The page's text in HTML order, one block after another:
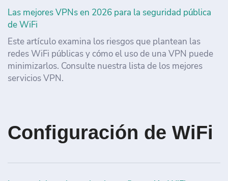
Las mejores VPNs en 2026 para la seguridad pública
de WiFi
Este artículo examina los riesgos que plantean las
redes WiFi públicas y cómo el uso de una VPN puede
minimizarlos. Consulte nuestra lista de los mejores
servicios VPN.
Configuración de WiFi